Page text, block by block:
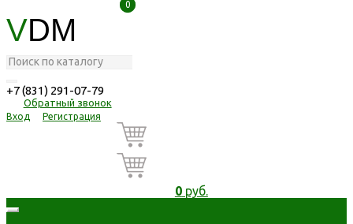
VDM
+7 (831) 291-07-79
Обратный звонок
Вход Регистрация
0
0
0руб.